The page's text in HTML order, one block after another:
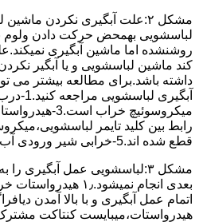
مشکل ۲:علت آبگیری نکردن
لباسشویی بهمحض ﺣﺮﮐﺖ دادن وﻟﻮم
روشنشده اﻣﺎ ﻣﺎﺷﯿﻦ آﺑﮕﯿﺮی
کند ماشین لباسشویی و یا آبگیر
داشته باشد.برای مطالعه بیشتر می
راﺑﻂ ﺑﯿﻦ ﮐﻠﯿﺪ ﺗﺎﯾﻤﺮ
ﻗﻄﻊ ﺷﺪه اند.5-خرابی شیر ورودی آب
مشکل ۳:لباسشویی ﻋﻤﻞ آﺑﮕﯿﺮی
ﺑﻌﺪی اﻧﺠﺎم
اﺗﻤﺎم عمل آﺑﮕﯿﺮی و ﺑﺎ ﺑﺎﻻ آﻣﺪن